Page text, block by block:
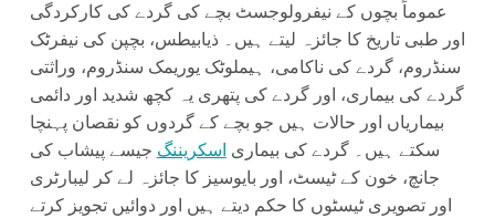
عموماً بچوں کے نیفرولوجسٹ بچے کی گردے کی کارکردگی
اور طبی تاریخ کا جائزہ لیتے ہیں۔ ذیابیطس، بچپن کی نیفرٹک
سنڈروم، گردے کی ناکامی، ہیملوٹک یوریمک سنڈروم، وراثتی
گردے کی بیماری، اور گردے کی پتھری یہ کچھ شدید اور دائمی
بیماریاں اور حالات ہیں جو بچے کے گردوں کو نقصان پہنچا
سکتے ہیں۔ گردے کی بیماری اسکریننگ جیسے پیشاب کی
جانچ، خون کے ٹیسٹ، اور بایوسیز کا جائزہ لے کر لیبارٹری
اور تصویری ٹیسٹوں کا حکم دیتے ہیں اور دوائیں تجویز کرتے